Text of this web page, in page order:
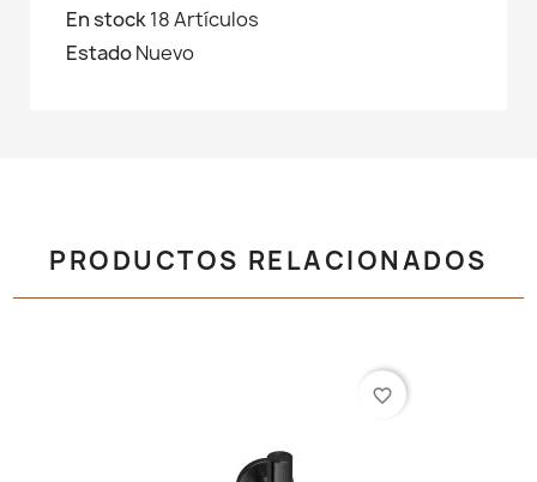
En stock18 Artículos
EstadoNuevo
PRODUCTOS RELACIONADOS
favorite_border